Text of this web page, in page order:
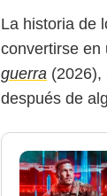
La historia de
convertirse en
guerra (2026),
después de